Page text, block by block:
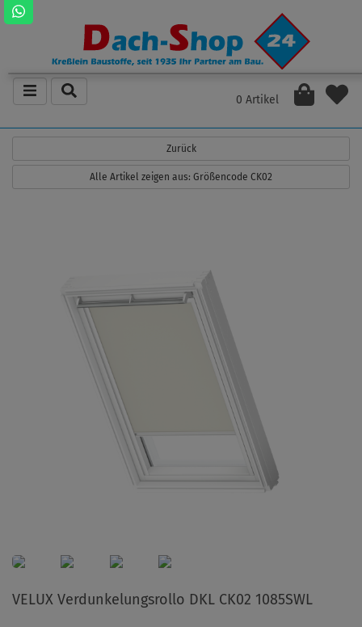
0 Artikel
Zurück
Alle Artikel zeigen aus: Größencode CK02
VELUX Verdunkelungsrollo DKL CK02 1085SWL